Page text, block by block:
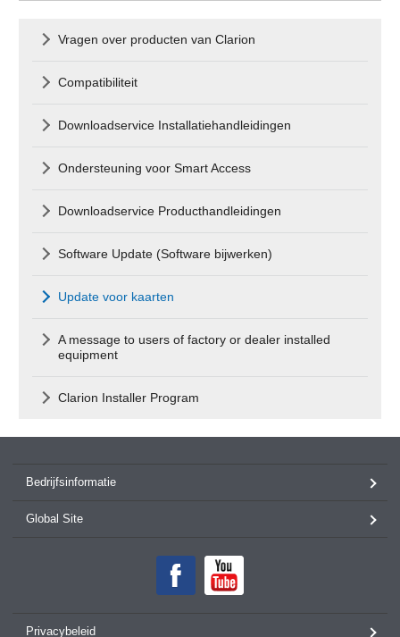
Vragen over producten van Clarion
Compatibiliteit
Downloadservice Installatiehandleidingen
Ondersteuning voor Smart Access
Downloadservice Producthandleidingen
Software Update (Software bijwerken)
Update voor kaarten
A message to users of factory or dealer installed
equipment
Clarion Installer Program
Bedrijfsinformatie
Global Site
Privacybeleid